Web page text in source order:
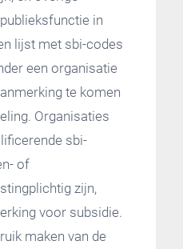
in
lijst met sbi-codes
een organisatie
te komen
Organisaties
sbi-
of
zijn,
voor subsidie.
maken van de